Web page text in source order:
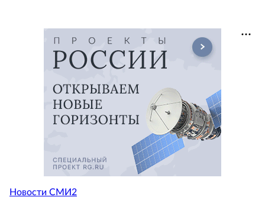
Новости СМИ2